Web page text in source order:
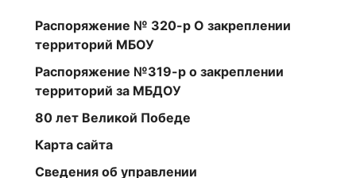
Распоряжение № 320-р О закреплении
территорий МБОУ
Распоряжение №319-р о закреплении
территорий за МБДОУ
80 лет Великой Победе
Карта сайта
Сведения об управлении